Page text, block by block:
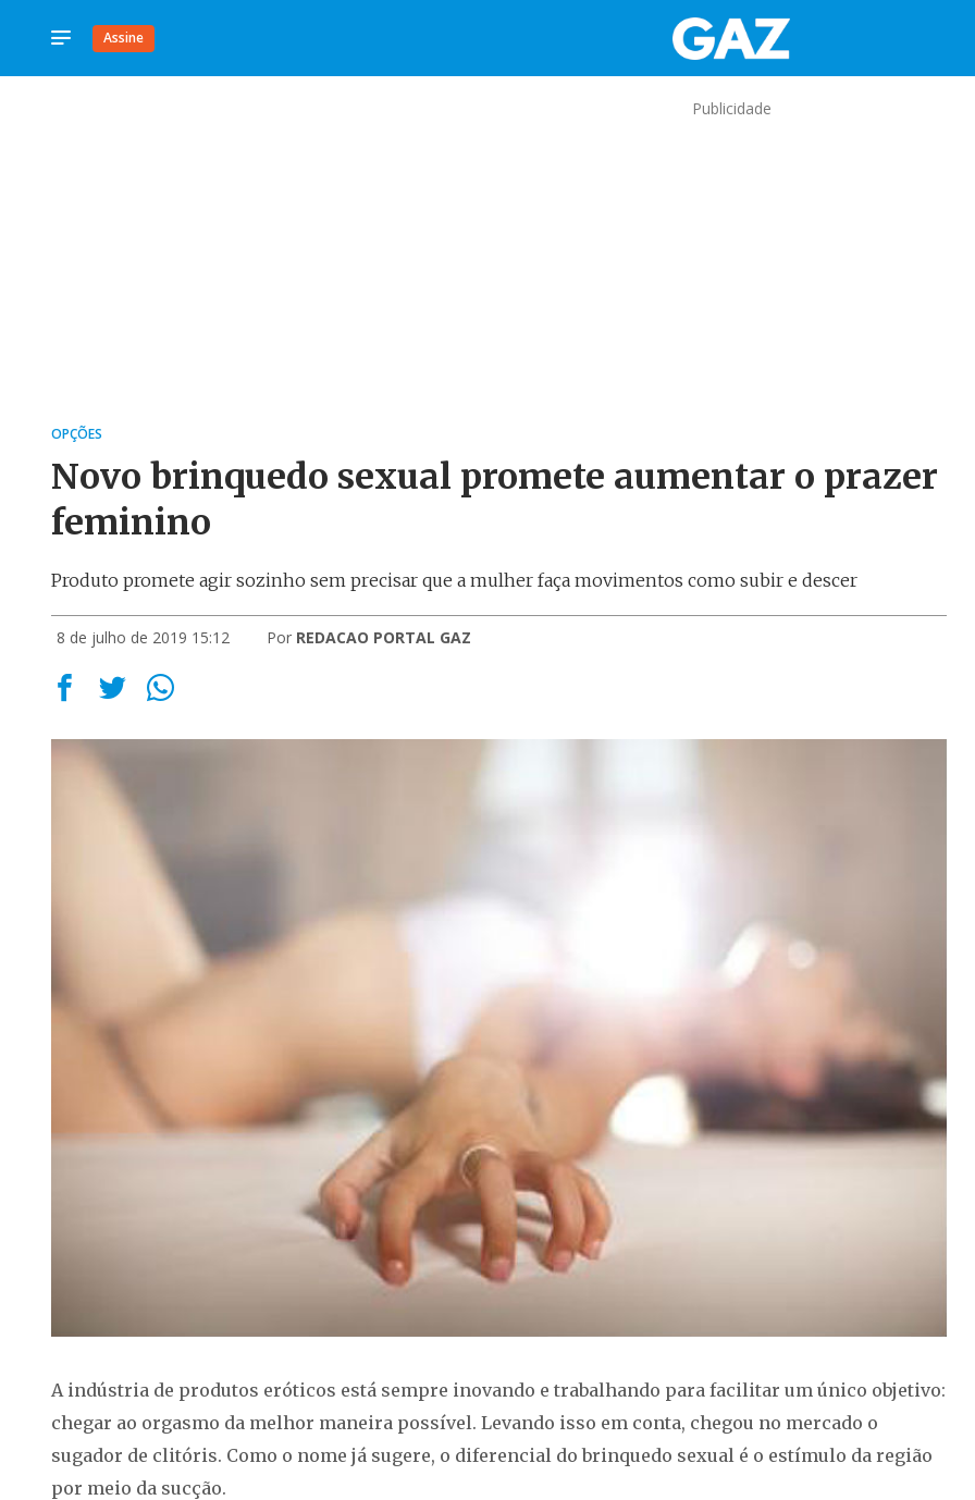
Assine
Publicidade
OPÇÕES
Novo brinquedo sexual promete aumentar o prazer
feminino
Produto promete agir sozinho sem precisar que a mulher faça movimentos como subir e descer
8 de julho de 2019 15:12 Por REDACAO PORTAL GAZ
A indústria de produtos eróticos está sempre inovando e trabalhando para facilitar um único objetivo:
chegar ao orgasmo da melhor maneira possível. Levando isso em conta, chegou no mercado o
sugador de clitóris. Como o nome já sugere, o diferencial do brinquedo sexual é o estímulo da região
por meio da sucção.